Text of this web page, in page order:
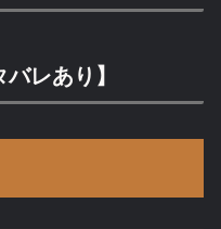
レあり】